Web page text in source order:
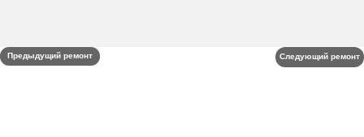
Предыдущий ремонт Следующий ремонт